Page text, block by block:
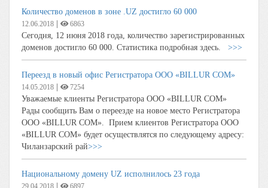
Количество доменов в зоне .UZ достигло 60 000
12.06.2018 6863
Сегодня, 12 июня 2018 года, количество зарегистрированных
доменов достигло 60 000. Статистика подробная здесь. >>>
Переезд в новый офис Регистратора ООО «BILLUR COM»
14.05.2018 7254
Уважаемые клиенты Регистратора ООО «BILLUR COM»
Рады сообщить Вам о переезде на новое место Регистратора
ООО «BILLUR COM». Прием клиентов Регистратора ООО
«BILLUR COM» будет осуществлятся по следующему адресу:
Чиланзарский рай>>>
Национальному домену UZ исполнилось 23 года
29.04.2018 6897